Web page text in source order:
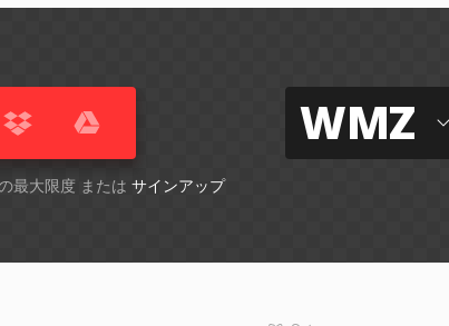
最大限度 または サインアップ
WMZ